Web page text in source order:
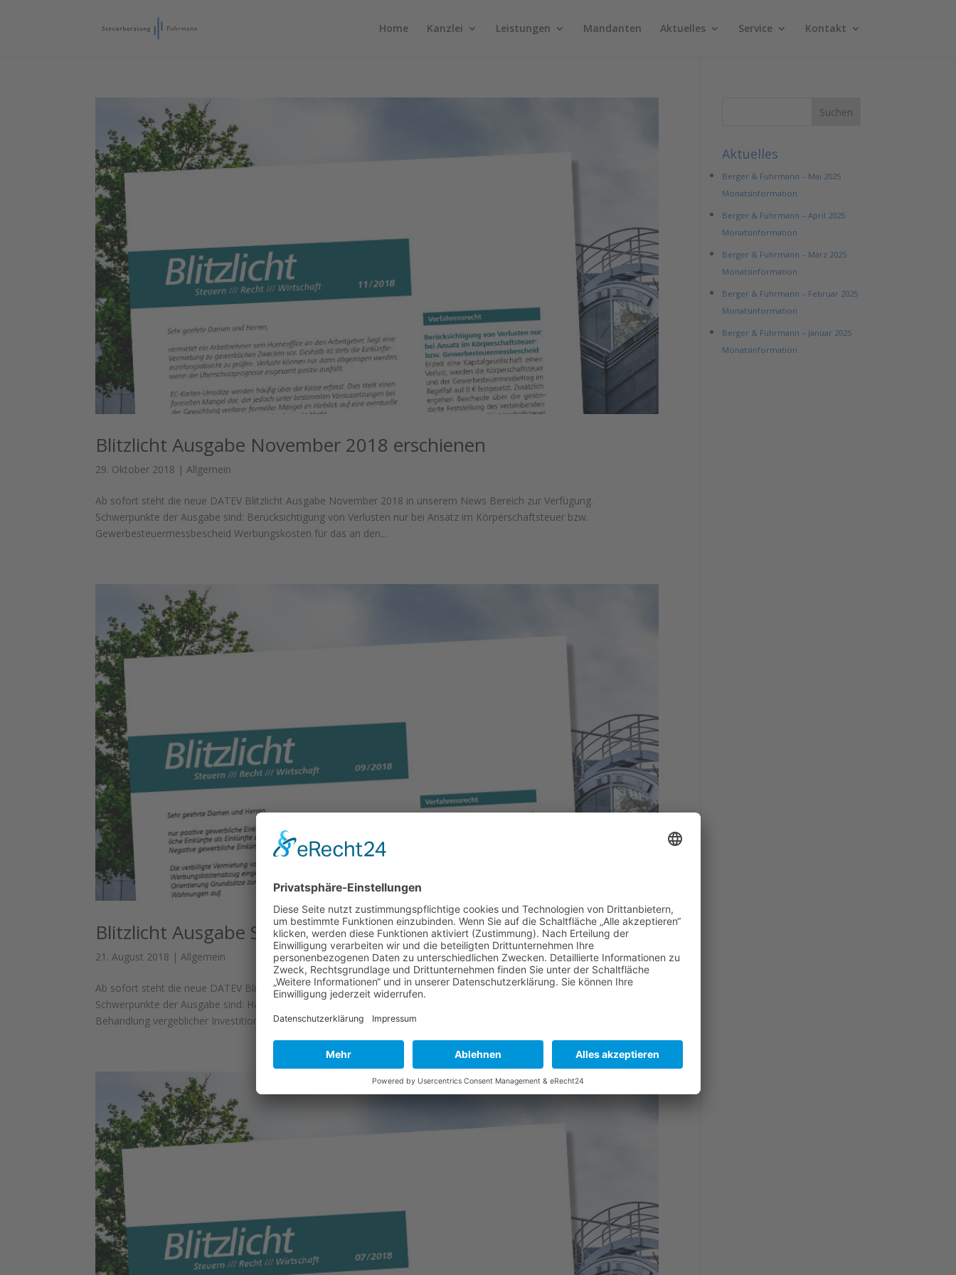
Home Kanzlei Leistungen Mandanten Aktuelles Service Kontakt
Blitzlicht Ausgabe November 2018 erschienen
29. Oktober 2018 |Allgemein
Ab sofort steht die neue DATEV Blitzlicht Ausgabe November 2018 in unserem News Bereich zur Verfügung.
Schwerpunkte der Ausgabe sind: Berücksichtigung von Verlusten nur bei Ansatz im Körperschaftsteuer bzw.
Gewerbesteuermessbescheid Werbungskosten für das an den...
Blitzlicht Ausgabe September 2018 erschienen
21. August 2018 |Allgemein
Ab sofort steht die neue DATEV Blitzlicht Ausgabe September 2018 in unserem News Bereich zur Verfügung.
Schwerpunkte der Ausgabe sind: Haftung des Geschäftsführers nach Insolvenzeröffnung Einkommensteuerrechtliche
Behandlung vergeblicher Investitionen in betrügerische...
Aktuelles
Berger & Fuhrmann – Mai 2025
Monatsinformation
Berger & Fuhrmann – April 2025
Monatsinformation
Berger & Fuhrmann – März 2025
Monatsinformation
Berger & Fuhrmann – Februar 2025
Monatsinformation
Berger & Fuhrmann – Januar 2025
Monatsinformation